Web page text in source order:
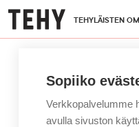
Hyppää
pääsisältöön
TEHYLÄISTEN
Sopiiko
Verkkopalvelumme
avulla sivuston